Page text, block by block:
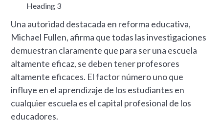
Heading 3
Una autoridad destacada en reforma educativa,
Michael Fullen, afirma que todas las investigaciones
demuestran claramente que para ser una escuela
altamente eficaz, se deben tener profesores
altamente eficaces. El factor número uno que
influye en el aprendizaje de los estudiantes en
cualquier escuela es el capital profesional de los
educadores.